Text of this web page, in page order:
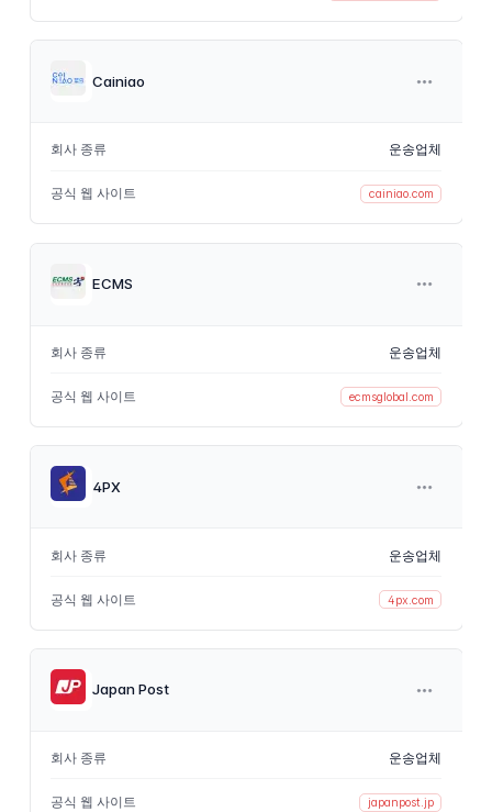
Cainiao
회사 종류 운송업체
공식 웹 사이트 cainiao.com
ECMS
회사 종류 운송업체
공식 웹 사이트 ecmsglobal.com
4PX
회사 종류 운송업체
공식 웹 사이트 4px.com
Japan Post
회사 종류 운송업체
공식 웹 사이트 japanpost.jp